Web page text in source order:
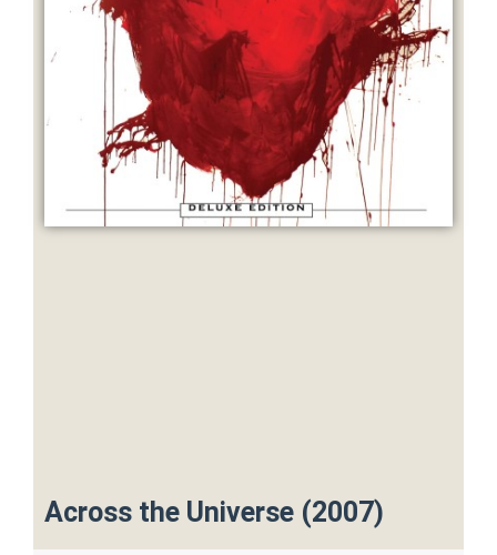
Across the Universe (2007)